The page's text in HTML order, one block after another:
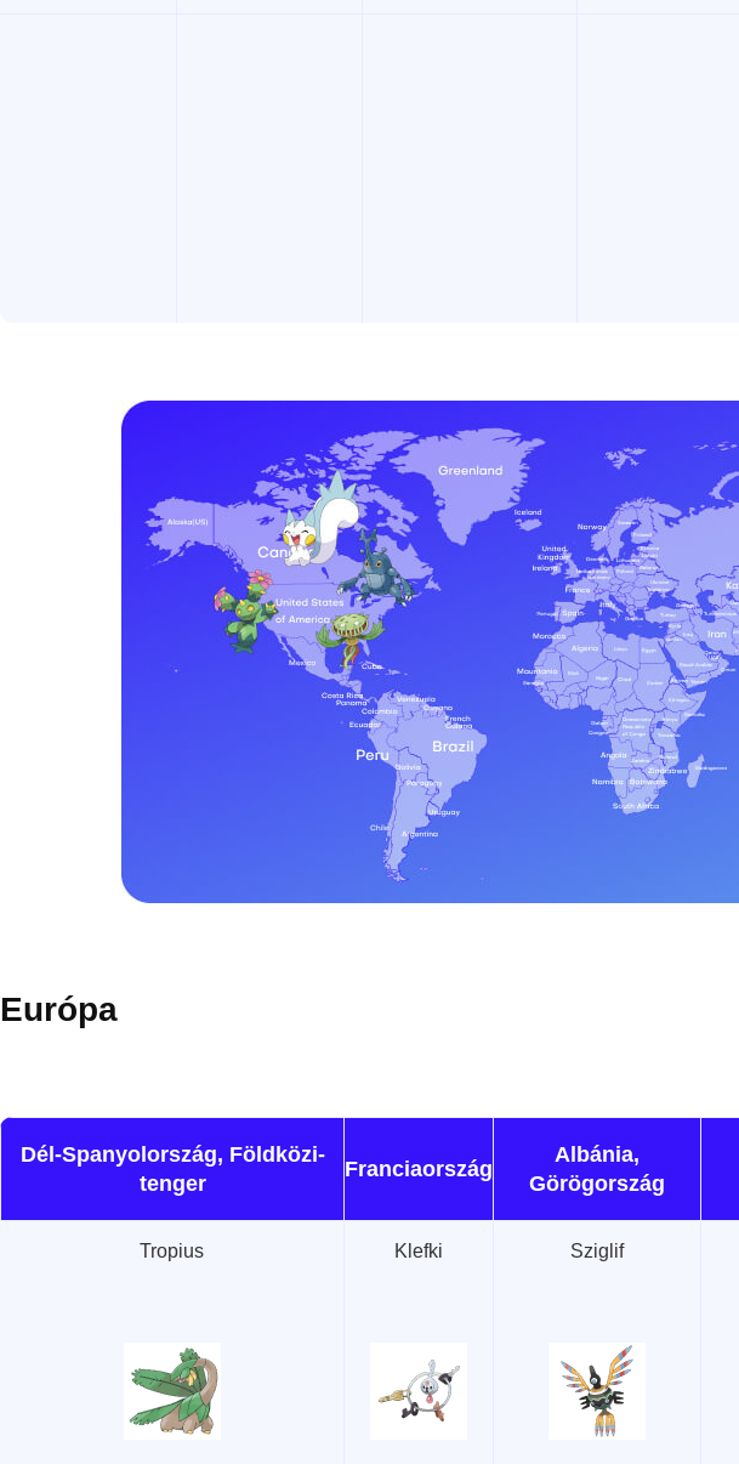
Európa
Dél-Spanyolország, Földközi-
tenger
Franciaország
Albánia,
Görögország
Tropius Klefki Sziglif